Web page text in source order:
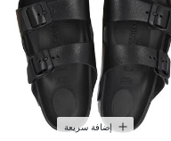
إضافة سريعة